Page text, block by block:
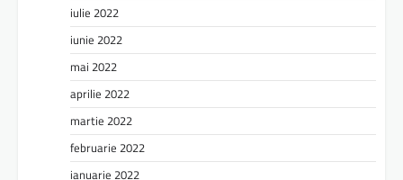
iulie 2022
iunie 2022
mai 2022
aprilie 2022
martie 2022
februarie 2022
ianuarie 2022